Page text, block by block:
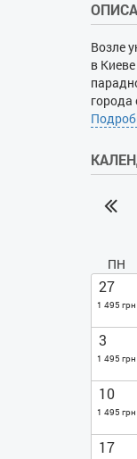
Возле
в
города
ПН
27
1 495 грн
3
1 495 грн
10
1 495 грн
17